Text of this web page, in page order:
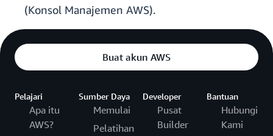
(Konsol Manajemen AWS).
Buat akun AWS
Pelajari
Apa itu
AWS?
Sumber Daya
Memulai
Pelatihan
Developer
Pusat
Builder
Bantuan
Hubungi
Kami